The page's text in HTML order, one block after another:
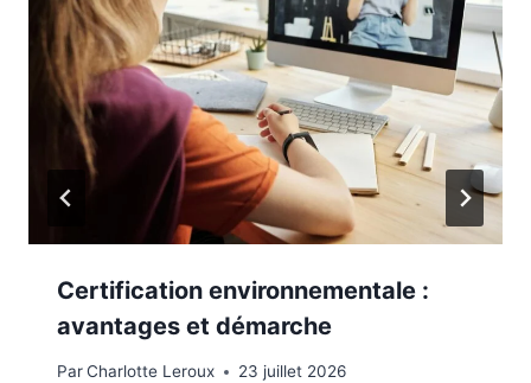
Certification environnementale :
avantages et démarche
ParCharlotte Leroux 23 juillet 2026